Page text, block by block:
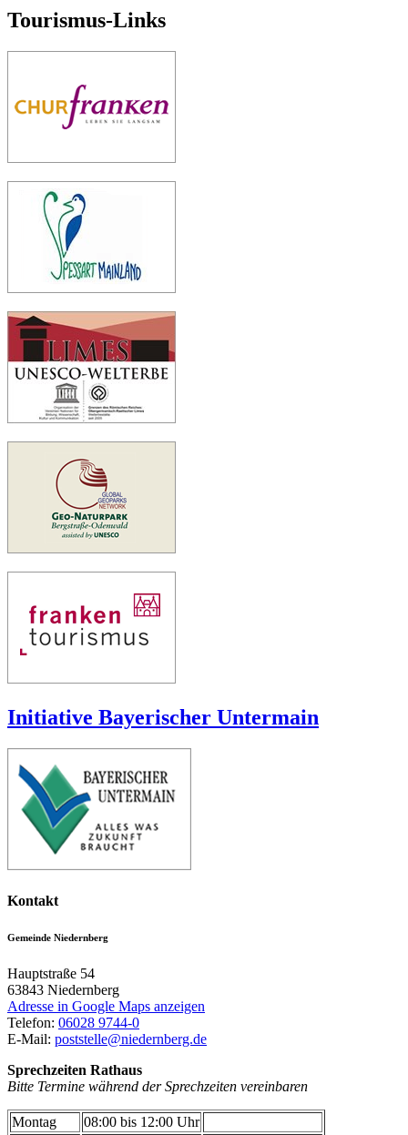
Tourismus-Links
Initiative Bayerischer Untermain
Kontakt
Gemeinde Niedernberg
Hauptstraße 54
63843 Niedernberg
Adresse in Google Maps anzeigen
Telefon: 06028 9744-0
E-Mail: poststelle@niedernberg.de
Sprechzeiten Rathaus
Bitte Termine während der Sprechzeiten vereinbaren
Montag
08:00 bis 12:00 Uhr